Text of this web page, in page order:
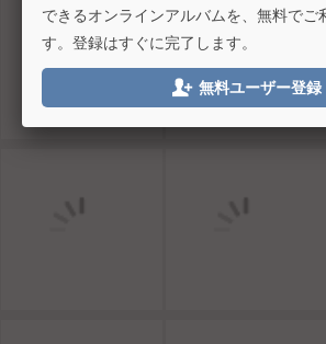
できるオンラインアルバムを、無料でご
す。登録はすぐに完了します。
 無料ユーザー登録